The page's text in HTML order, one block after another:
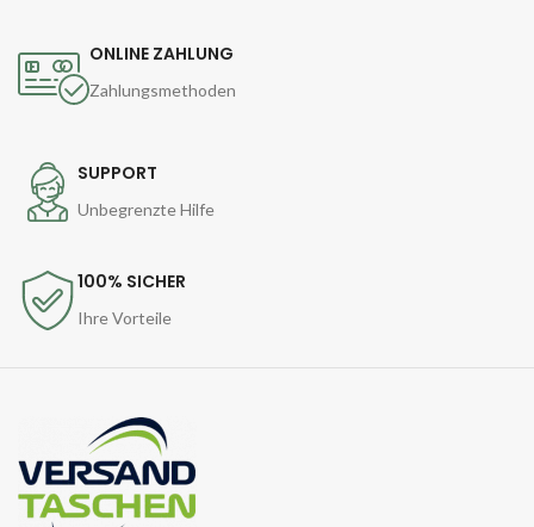
ONLINE ZAHLUNG
Zahlungsmethoden
SUPPORT
Unbegrenzte Hilfe
100% SICHER
Ihre Vorteile